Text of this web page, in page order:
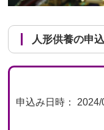
人形供養の
申込み日時：